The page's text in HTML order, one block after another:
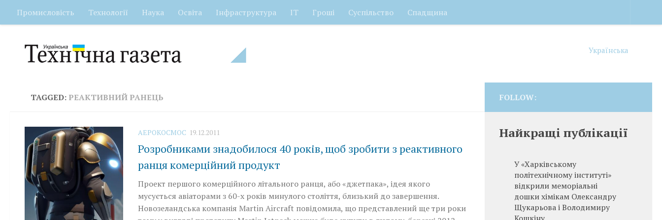
Skip to content
Промисловість Технології Наука Освіта Інфраструктура ІТ Гроші Суспільство Спадщина
Українська
TAGGED: РЕАКТИВНИЙ РАНЕЦЬ
АEРОКОСМОС 19.12.2011
Розробниками знадобилося 40 років, щоб зробити з реактивного
ранця комерційний продукт
Проект першого комерційного літального ранця, або «джетпака», ідея якого
мусується авіаторами з 60-х років минулого століття, близький до завершення.
Новозеландська компанія Martin Aircraft повідомила, що представлений ще три роки
FOLLOW:
Найкращі публікації
У «Харківському
політехнічному інституті»
відкрили меморіальні
дошки хімікам Олександру
Щукарьова і Володимиру